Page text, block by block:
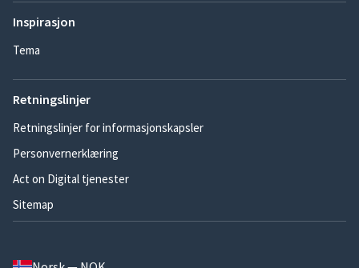
Inspirasjon
Tema
Retningslinjer
Retningslinjer for informasjonskapsler
Personvernerklæring
Act on Digital tjenester
Sitemap